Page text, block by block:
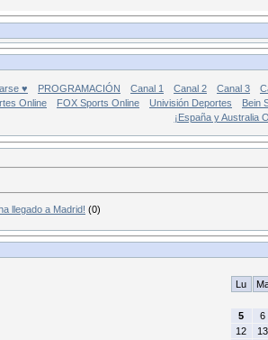
♥ PROGRAMACIÓN Canal 1 Canal 2 Canal 3
Online
FOX Sports Online Univisión Deportes
Bein
¡España y Australia
llegado a Madrid! (0)
Lu
5
6
12
13